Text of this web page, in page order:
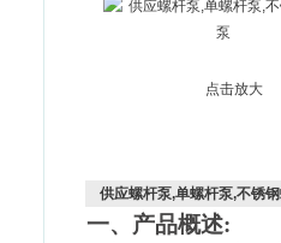
点击放大
供应螺杆泵,单螺杆泵,不锈
一、产品概述: